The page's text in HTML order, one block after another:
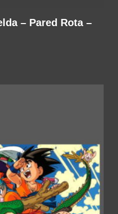
– Pared Rota –